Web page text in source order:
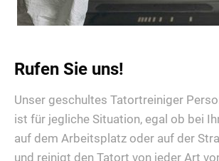
Rufen Sie uns!
Unser geschultes Tatortreiniger
ist für jegliche Situation, egal ob bei
auf dem Arbeitsplatz oder auf der
und reinigt den Tatort von jeder Art